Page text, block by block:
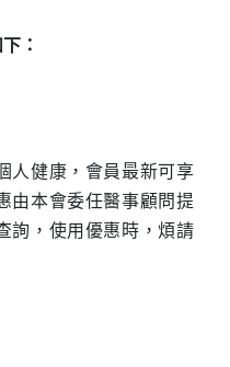
：
人健康，會員最新可享
由本會委任醫事顧問提
詢，使用優惠時，煩請